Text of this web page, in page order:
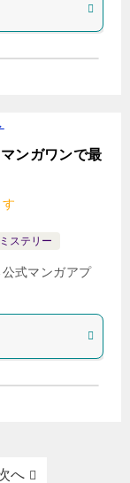
ンガワンで最
ステリー
公式マンガアプ
へ